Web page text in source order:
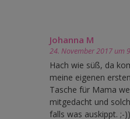
Johanna M
24. November 2017 um
Hach wie süß, da
meine eigenen
Tasche für Mama
mitgedacht und
falls was auskippt. ;-